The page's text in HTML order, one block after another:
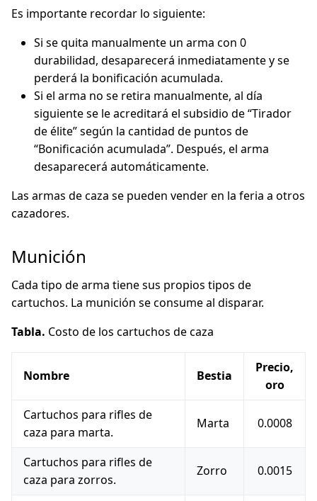
Es importante recordar lo siguiente:
Si se quita manualmente un arma con 0
durabilidad, desaparecerá inmediatamente y se
perderá la bonificación acumulada.
Si el arma no se retira manualmente, al día
siguiente se le acreditará el subsidio de “Tirador
de élite” según la cantidad de puntos de
“Bonificación acumulada”. Después, el arma
desaparecerá automáticamente.
Las armas de caza se pueden vender en la feria a otros
cazadores.
Munición
Cada tipo de arma tiene sus propios tipos de
cartuchos. La munición se consume al disparar.
Tabla. Costo de los cartuchos de caza
Nombre Bestia
Precio,
oro
Cartuchos para rifles de
caza para marta.
Marta 0.0008
Cartuchos para rifles de
caza para zorros.
Zorro 0.0015